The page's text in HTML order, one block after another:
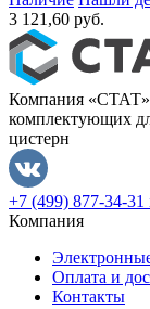
3 121,60 руб.
Компания «СТАТ»
комплектующих
цистерн
+7 (499) 877-34-31
Компания
Оплата и
Контакты